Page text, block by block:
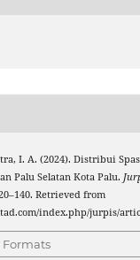
I. A. (2024). Distribui
Palu Selatan Kota Palu.
Retrieved from
index.php/jurpis/
Formats